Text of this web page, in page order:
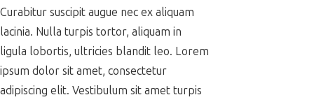
Curabitur suscipit augue nec ex aliquam
lacinia. Nulla turpis tortor, aliquam in
ligula lobortis, ultricies blandit leo. Lorem
ipsum dolor sit amet, consectetur
adipiscing elit. Vestibulum sit amet turpis